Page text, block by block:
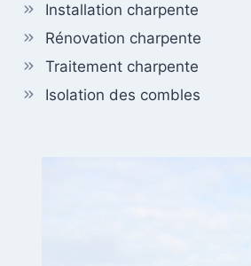
Installation charpente
Rénovation charpente
Traitement charpente
Isolation des combles